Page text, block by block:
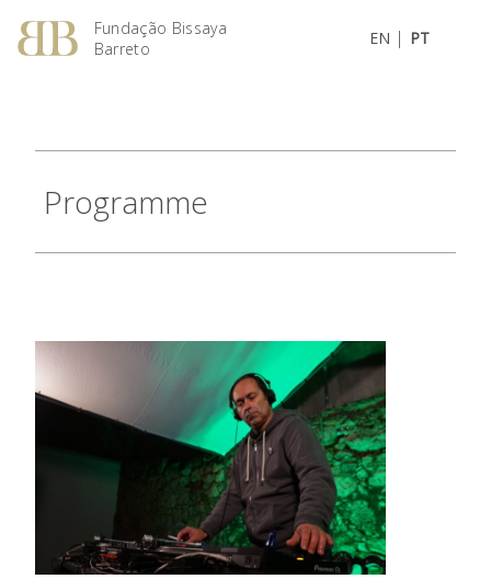
Fundação Bissaya
Barreto
EN | PT
Programme